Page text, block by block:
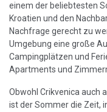
einem der beliebtesten
Kroatien und den
Nachfrage gerecht zu
Umgebung eine große
Campingplätzen und
Apartments und
Obwohl Crikvenica auch
ist der Sommer die Zeit,